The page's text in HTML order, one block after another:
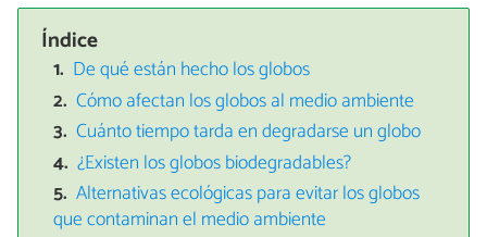
Índice
De qué están hecho los globos
Cómo afectan los globos al medio ambiente
Cuánto tiempo tarda en degradarse un globo
¿Existen los globos biodegradables?
Alternativas ecológicas para evitar los globos
que contaminan el medio ambiente